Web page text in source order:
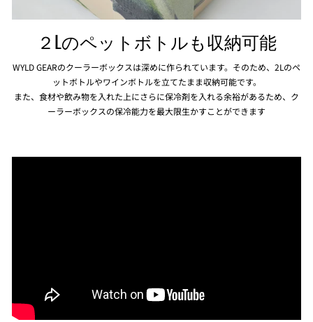
２Lのペットボトルも収納可能
WYLD GEARのクーラーボックスは深めに作られています。そのため、2Lのペ
ットボトルやワインボトルを立てたまま収納可能です。
また、食材や飲み物を入れた上にさらに保冷剤を入れる余裕があるため、ク
ーラーボックスの保冷能力を最大限生かすことができます